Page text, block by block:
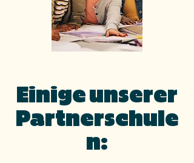
Einige unserer
Partnerschule
n: